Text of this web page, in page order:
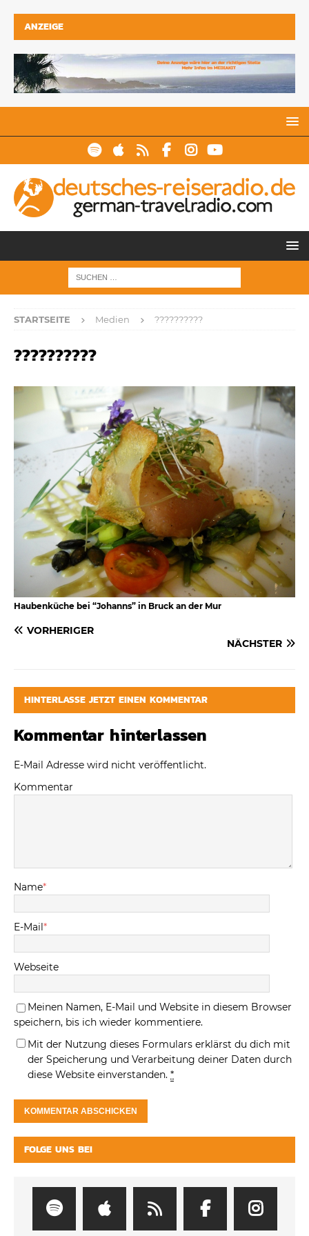
ANZEIGE
STARTSEITE Medien ??????????
??????????
Haubenküche bei “Johanns” in Bruck an der Mur
VORHERIGER
NÄCHSTER
HINTERLASSE JETZT EINEN KOMMENTAR
Kommentar hinterlassen
E-Mail Adresse wird nicht veröffentlicht.
Kommentar
Name*
E-Mail *
Webseite
Meinen Namen, E-Mail und Website in diesem Browser
speichern, bis ich wieder kommentiere.
Mit der Nutzung dieses Formulars erklärst du dich mit
der Speicherung und Verarbeitung deiner Daten durch
diese Website einverstanden. *
FOLGE UNS BEI